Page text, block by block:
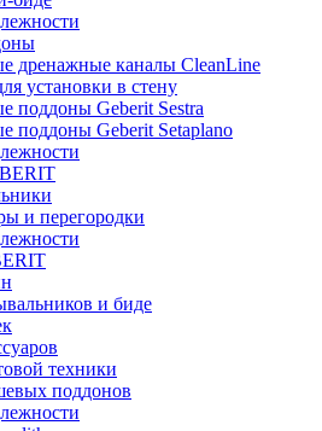
дренажные каналы CleanLine
установки в стену
поддоны Geberit Sestra
поддоны Geberit Setaplano
и перегородки
и биде
техники
поддонов